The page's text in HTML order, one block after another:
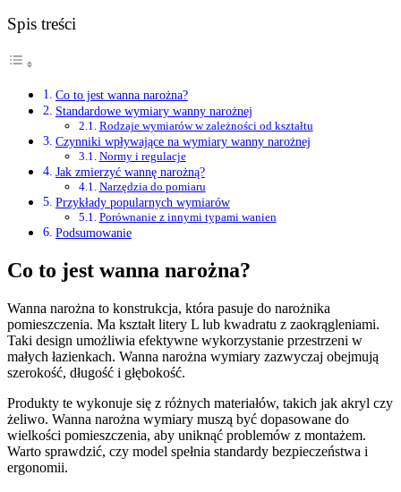
Spis treści
Co to jest wanna narożna?
Standardowe wymiary wanny narożnej
Rodzaje wymiarów w zależności od kształtu
Czynniki wpływające na wymiary wanny narożnej
Normy i regulacje
Jak zmierzyć wannę narożną?
Narzędzia do pomiaru
Przykłady popularnych wymiarów
Porównanie z innymi typami wanien
Podsumowanie
Co to jest wanna narożna?
Wanna narożna to konstrukcja, która pasuje do narożnika
pomieszczenia. Ma kształt litery L lub kwadratu z zaokrągleniami.
Taki design umożliwia efektywne wykorzystanie przestrzeni w
małych łazienkach. Wanna narożna wymiary zazwyczaj obejmują
szerokość, długość i głębokość.
Produkty te wykonuje się z różnych materiałów, takich jak akryl czy
żeliwo. Wanna narożna wymiary muszą być dopasowane do
wielkości pomieszczenia, aby uniknąć problemów z montażem.
Warto sprawdzić, czy model spełnia standardy bezpieczeństwa i
ergonomii.